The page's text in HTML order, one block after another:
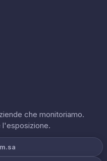
che monitoriamo.
l'esposizione.